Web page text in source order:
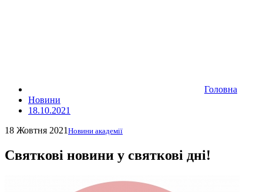
Головна
Новини
18.10.2021
18 Жовтня 2021 Новини академії
Святкові новини у святкові дні!